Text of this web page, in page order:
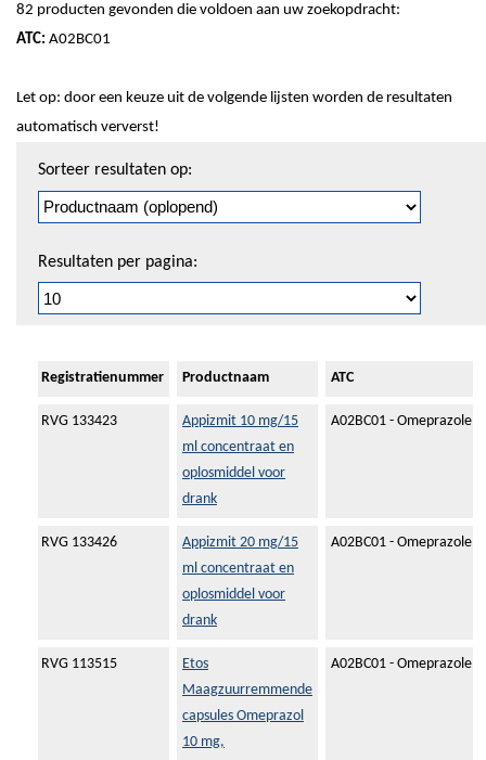
82 producten gevonden die voldoen aan uw zoekopdracht:
ATC: A02BC01
Let op: door een keuze uit de volgende lijsten worden de resultaten
automatisch ververst!
pagineren
Sorteer resultaten op:
Resultaten per pagina:
Registratienummer Productnaam ATC
RVG 133423
Appizmit 10 mg/15
ml concentraat en
oplosmiddel voor
drank
A02BC01 - Omeprazole
RVG 133426
Appizmit 20 mg/15
ml concentraat en
oplosmiddel voor
drank
A02BC01 - Omeprazole
RVG 113515
Etos
Maagzuurremmende
capsules Omeprazol
10 mg,
A02BC01 - Omeprazole